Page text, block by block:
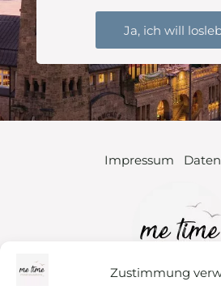
Zustimmung
Ja, ich will
Impressum